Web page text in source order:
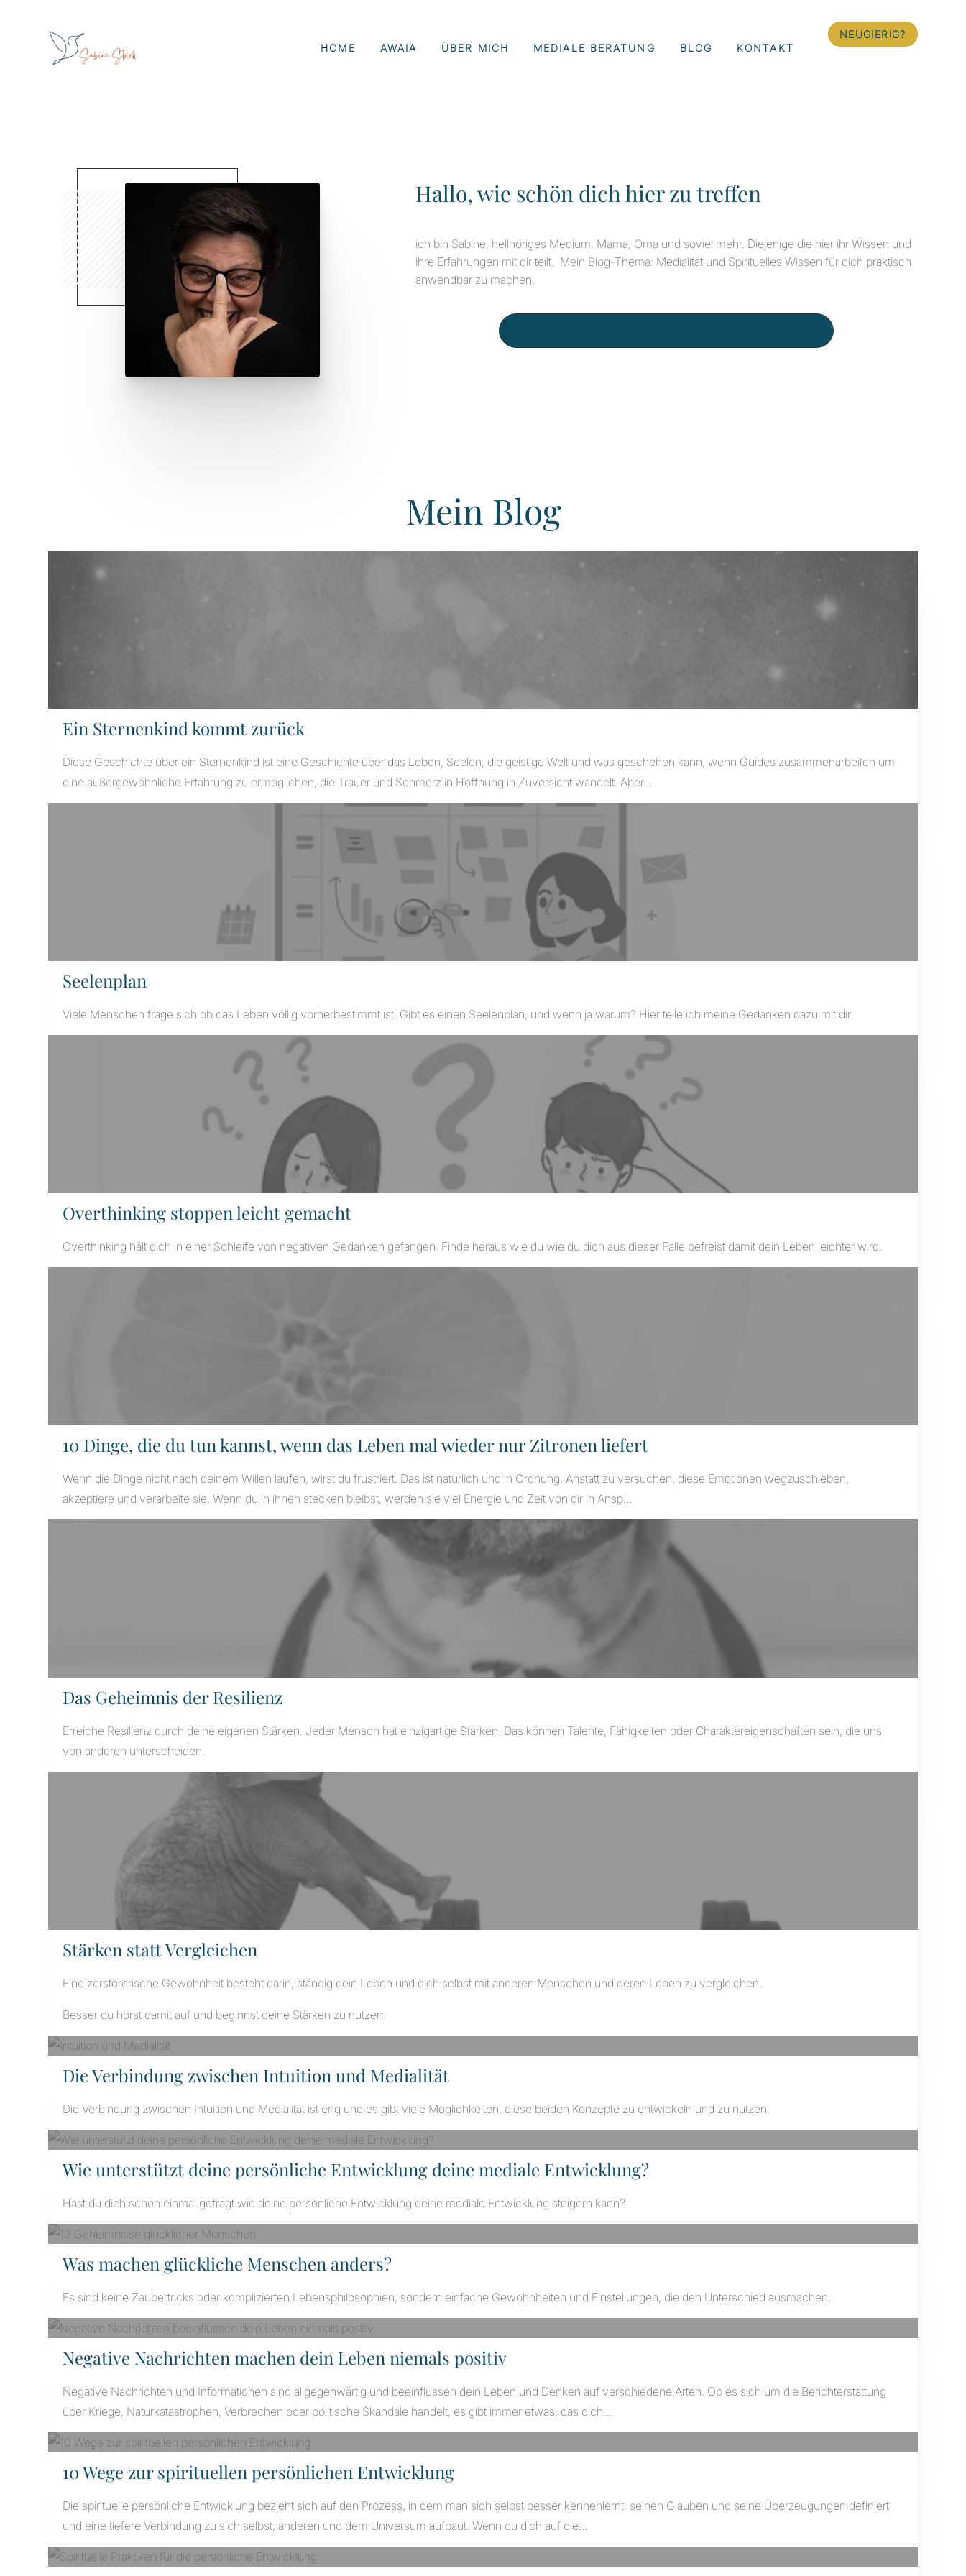
HOME AWAIA ÜBER MICH MEDIALE BERATUNG BLOG KONTAKT
NEUGIERIG?
Hallo, wie schön dich hier zu treffen
ich bin Sabine, hellhöriges Medium, Mama, Oma und soviel mehr. Diejenige die hier ihr Wissen und
ihre Erfahrungen mit dir teilt. Mein Blog-Thema: Medialität und Spirituelles Wissen für dich praktisch
anwendbar zu machen.
Mein Blog
Ein Sternenkind kommt zurück
Diese Geschichte über ein Sternenkind ist eine Geschichte über das Leben, Seelen, die geistige Welt und was geschehen kann, wenn Guides zusammenarbeiten um
eine außergewöhnliche Erfahrung zu ermöglichen, die Trauer und Schmerz in Hoffnung in Zuversicht wandelt. Aber…
Seelenplan
Viele Menschen frage sich ob das Leben völlig vorherbestimmt ist. Gibt es einen Seelenplan, und wenn ja warum? Hier teile ich meine Gedanken dazu mit dir.
Overthinking stoppen leicht gemacht
Overthinking hält dich in einer Schleife von negativen Gedanken gefangen. Finde heraus wie du wie du dich aus dieser Falle befreist damit dein Leben leichter wird.
10 Dinge, die du tun kannst, wenn das Leben mal wieder nur Zitronen liefert
Wenn die Dinge nicht nach deinem Willen laufen, wirst du frustriert. Das ist natürlich und in Ordnung. Anstatt zu versuchen, diese Emotionen wegzuschieben,
akzeptiere und verarbeite sie. Wenn du in ihnen stecken bleibst, werden sie viel Energie und Zeit von dir in Ansp…
Das Geheimnis der Resilienz
Erreiche Resilienz durch deine eigenen Stärken. Jeder Mensch hat einzigartige Stärken. Das können Talente, Fähigkeiten oder Charaktereigenschaften sein, die uns
von anderen unterscheiden.
Stärken statt Vergleichen
Eine zerstörerische Gewohnheit besteht darin, ständig dein Leben und dich selbst mit anderen Menschen und deren Leben zu vergleichen.
Besser du hörst damit auf und beginnst deine Stärken zu nutzen.
Die Verbindung zwischen Intuition und Medialität
Die Verbindung zwischen Intuition und Medialität ist eng und es gibt viele Möglichkeiten, diese beiden Konzepte zu entwickeln und zu nutzen.
Wie unterstützt deine persönliche Entwicklung deine mediale Entwicklung?
Hast du dich schon einmal gefragt wie deine persönliche Entwicklung deine mediale Entwicklung steigern kann?
Was machen glückliche Menschen anders?
Es sind keine Zaubertricks oder komplizierten Lebensphilosophien, sondern einfache Gewohnheiten und Einstellungen, die den Unterschied ausmachen.
Negative Nachrichten machen dein Leben niemals positiv
Negative Nachrichten und Informationen sind allgegenwärtig und beeinflussen dein Leben und Denken auf verschiedene Arten. Ob es sich um die Berichterstattung
über Kriege, Naturkatastrophen, Verbrechen oder politische Skandale handelt, es gibt immer etwas, das dich…
10 Wege zur spirituellen persönlichen Entwicklung
Die spirituelle persönliche Entwicklung bezieht sich auf den Prozess, in dem man sich selbst besser kennenlernt, seinen Glauben und seine Überzeugungen definiert
und eine tiefere Verbindung zu sich selbst, anderen und dem Universum aufbaut. Wenn du dich auf die…